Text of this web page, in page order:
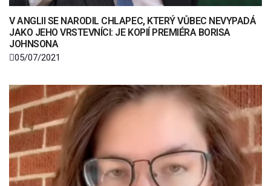
V ANGLII SE NARODIL CHLAPEC, KTERÝ VŮBEC NEVYPADÁ
JAKO JEHO VRSTEVNÍCI: JE KOPIÍ PREMIÉRA BORISA
JOHNSONA
05/07/2021